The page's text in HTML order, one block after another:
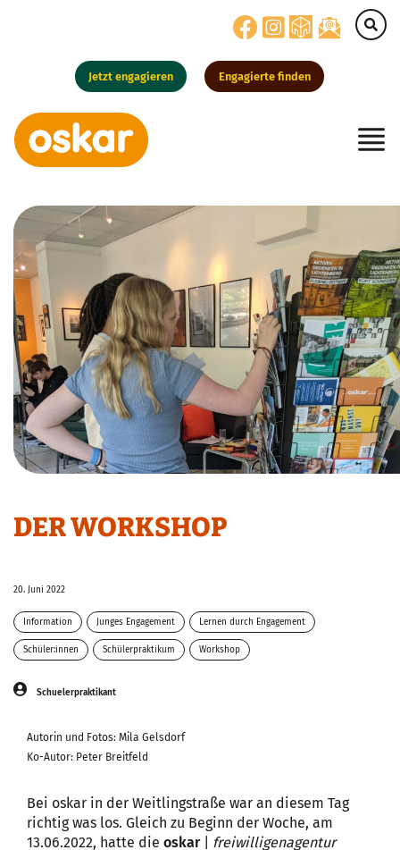
Jetzt engagieren Engagierte finden
Hauptnavigation
DER WORKSHOP
20. Juni 2022
Information Junges Engagement Lernen durch Engagement
Lichtenberg Über uns
Schüler:innen Schülerpraktikum Workshop
Schuelerpraktikant
Autorin und Fotos: Mila Gelsdorf
Ko-Autor: Peter Breitfeld
Bei oskar in der Weitlingstraße war an diesem Tag
richtig was los. Gleich zu Beginn der Woche, am
13.06.2022, hatte die oskar| freiwilligenagentur